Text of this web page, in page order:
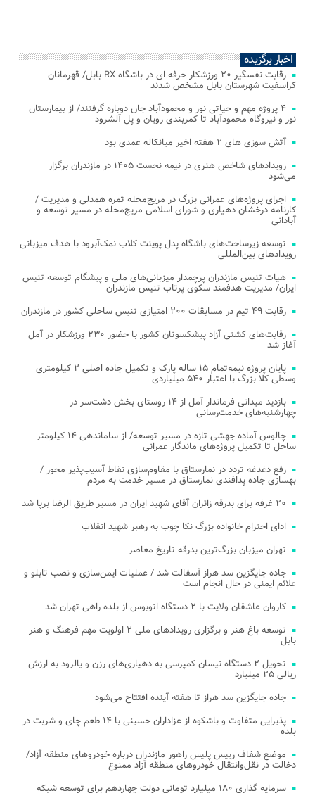
اخبار برگزیده
رقابت نفسگیر ۲۰ ورزشکار حرفه ای در باشگاه RX بابل/ قهرمانان
کراسفیت شهرستان بابل مشخص شدند
۴ پروژه مهم و حیاتی نور و محمودآباد جان دوباره گرفتند/ از بیمارستان
نور و نیروگاه محمودآباد تا کمربندی رویان و پل آلشرود
آتش‌ سوزی‌ های ۲ هفته اخیر میانکاله عمدی بود
رویدادهای شاخص هنری در نیمه نخست ۱۴۰۵ در مازندران برگزار
می‌شود
اجرای پروژه‌های عمرانی بزرگ در مریج‌محله ثمره همدلی و مدیریت /
کارنامه درخشان دهیاری و شورای اسلامی مریج‌محله در مسیر توسعه و
آبادانی
توسعه زیرساخت‌های باشگاه پدل پوینت کلاب نمک‌آبرود با هدف میزبانی
رویدادهای بین‌المللی
هیات تنیس مازندران پرچمدار میزبانی‌های ملی و پیشگام توسعه تنیس
ایران/ مدیریت هدفمند سکوی پرتاب تنیس مازندران
رقابت ۴۹ تیم در مسابقات ۲۰۰ امتیازی تنیس ساحلی کشور در مازندران
رقابت‌های کشتی آزاد پیشکسوتان کشور با حضور ۲۳۰ ورزشکار در آمل
آغاز شد
پایان پروژه نیمه‌تمام ۱۵ ساله پارک و تکمیل جاده اصلی ۲ کیلومتری
وسطی کلا بزرگ با اعتبار ۵۴۰ میلیاردی
بازدید میدانی فرماندار آمل از ۱۴ روستای بخش دشت‌سر در
چهارشنبه‌های خدمت‌رسانی
چالوس آماده جهشی تازه در مسیر توسعه/ از ساماندهی ۱۴ کیلومتر
ساحل تا تکمیل پروژه‌های ماندگار عمرانی
رفع دغدغه تردد در نمارستاق با مقاوم‌سازی نقاط آسیب‌پذیر محور /
بهسازی جاده پدافندی نمارستاق در مسیر خدمت به مردم
۲۰ غرفه برای بدرقه زائران آقای شهید ایران در مسیر طریق الرضا برپا شد
ادای احترام خانواده بزرگ نکا چوب به رهبر شهید انقلاب
تهران میزبان بزرگ‌ترین بدرقه تاریخ معاصر
جاده جایگزین سد هراز آسفالت شد / عملیات ایمن‌سازی و نصب تابلو و
علائم ایمنی در حال انجام است
کاروان عاشقان ولایت با ۲ دستگاه اتوبوس از بلده راهی تهران شد
توسعه باغ هنر و برگزاری رویدادهای ملی ۲ اولویت مهم فرهنگ و هنر
بابل
تحویل ۲ دستگاه نیسان کمپرسی به دهیاری‌های رزن و یالرود به ارزش
ریالی ۲۵ میلیارد
جاده جایگزین سد هراز تا هفته آینده افتتاح می‌شود
پذیرایی متفاوت و باشکوه از عزاداران حسینی با ۱۴ طعم چای و شربت در
بلده
موضع شفاف رییس پلیس راهور مازندران درباره خودروهای منطقه آزاد/
دخالت در نقل‌وانتقال خودروهای منطقه آزاد ممنوع
سرمایه گذاری ۱۸۰ میلیارد تومانی دولت چهاردهم برای توسعه شبکه